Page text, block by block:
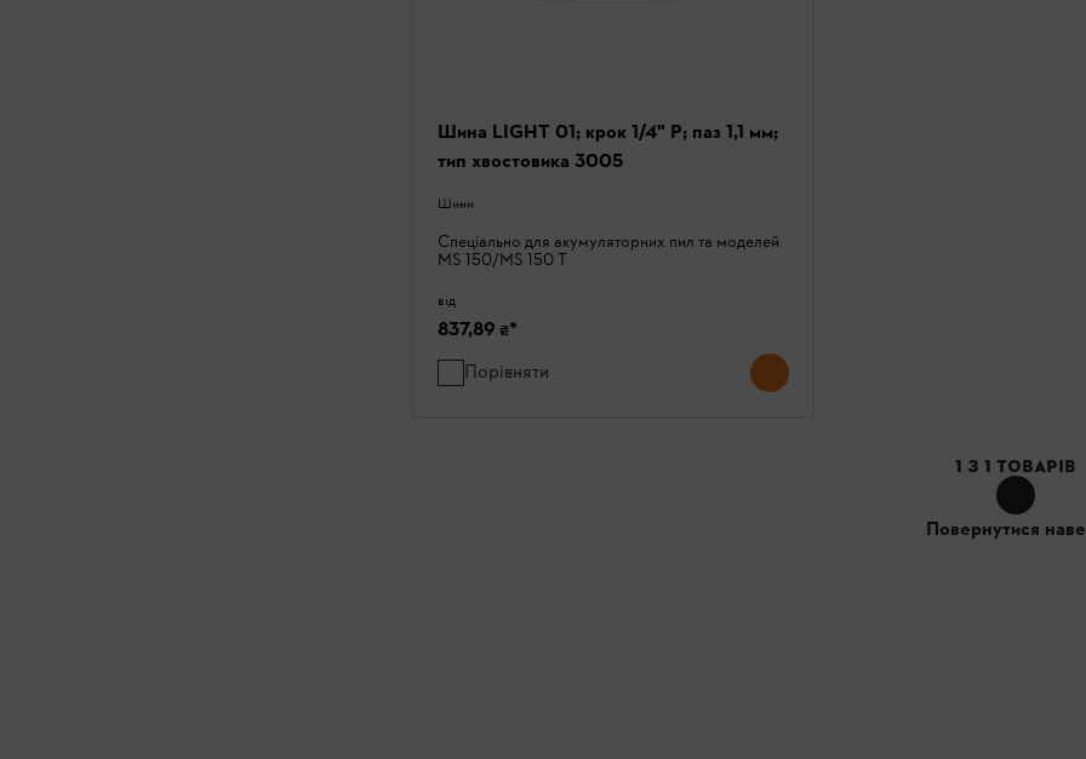
Шина LIGHT 01; крок 1/4" P; паз 1,1 мм;
тип хвостовика 3005
Шини
Спеціально для акумуляторних пил та моделей
MS 150/MS 150 T
від
837,89 ₴*
Порівняти
1 З 1 ТОВАРІВ
Повернутися